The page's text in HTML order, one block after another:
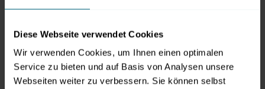
Diese Webseite verwendet Cookies
Wir verwenden Cookies, um Ihnen einen optimalen
Service zu bieten und auf Basis von Analysen unsere
Webseiten weiter zu verbessern. Sie können selbst
der Einlasskontrolle und dem Sicherheitscheck Ihre
Eintrittskarte mit dem entsprechenden QR Code und
einen amtlichen Lichtbildausweis mitzuführen haben.